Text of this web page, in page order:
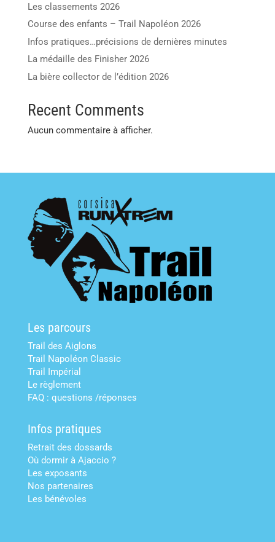
Les classements 2026
Course des enfants – Trail Napoléon 2026
Infos pratiques…précisions de dernières minutes
La médaille des Finisher 2026
La bière collector de l’édition 2026
Recent Comments
Aucun commentaire à afficher.
Les parcours
Trail des Aiglons
Trail Napoléon Classic
Trail Impérial
Le règlement
FAQ : questions /réponses
Infos pratiques
Retrait des dossards
Où dormir à Ajaccio ?
Les exposants
Nos partenaires
Les bénévoles